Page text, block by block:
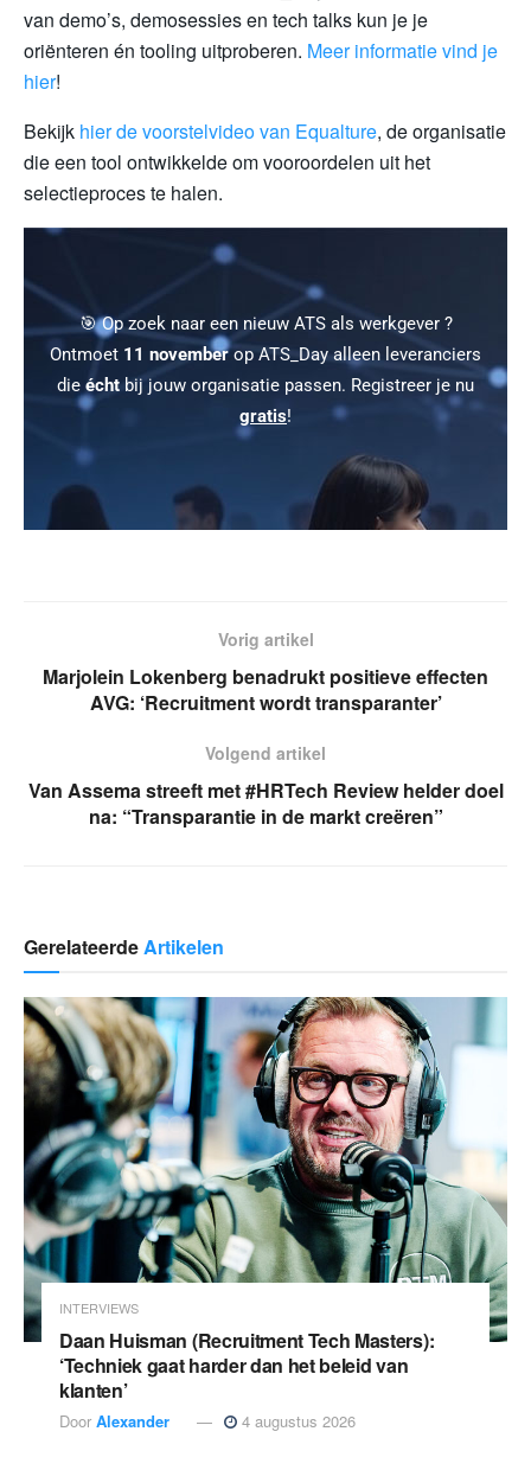
van demo’s, demosessies en tech talks kun je je
oriënteren én tooling uitproberen. Meer informatie vind je
hier!
Bekijk hier de voorstelvideo van Equalture, de organisatie
die een tool ontwikkelde om vooroordelen uit het
selectieproces te halen.
🎯 Op zoek naar een nieuw ATS als werkgever ?
Ontmoet 11 novemberop ATS_Day alleen leveranciers
die écht bij jouw organisatie passen. Registreer je nu
gratis!
Vorig artikel
Marjolein Lokenberg benadrukt positieve effecten
AVG: ‘Recruitment wordt transparanter’
Volgend artikel
Van Assema streeft met #HRTech Review helder doel
na: “Transparantie in de markt creëren”
GerelateerdeArtikelen
INTERVIEWS
Daan Huisman (Recruitment Tech Masters):
‘Techniek gaat harder dan het beleid van
klanten’
Door Alexander 4 augustus 2026